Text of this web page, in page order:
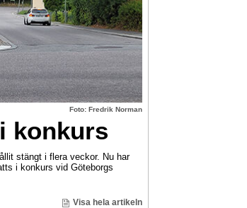
Foto: Fredrik Norman
konkurs
stängt i flera veckor. Nu har
i konkurs vid Göteborgs
Visa hela artikeln